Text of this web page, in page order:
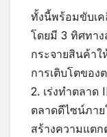
ทั้งนี้พร้อมขับเ
โดยมี 3 ทิศทาง
กระจายสินค้าใ
การเติบโตขอ
2. เร่งทำตลาด
ตลาดดีไซน์ภา
สร้างความแต